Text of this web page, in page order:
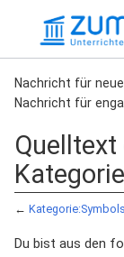
Nachricht für
Nachricht für
Quelltext
←
Du bist aus den